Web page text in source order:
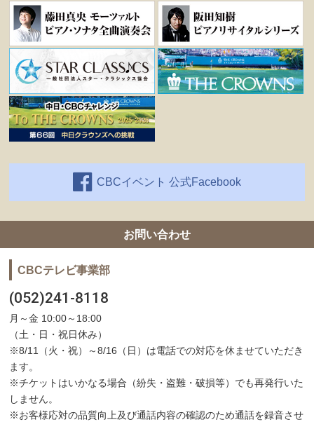
CBCイベント 公式Facebook
お問い合わせ
CBCテレビ事業部
(052)241-8118
月～金 10:00～18:00
（土・日・祝日休み）
※8/11（火・祝）～8/16（日）は電話での対応を休ませていただき
ます。
※チケットはいかなる場合（紛失・盗難・破損等）でも再発行いた
しません。
※お客様応対の品質向上及び通話内容の確認のため通話を録音させ